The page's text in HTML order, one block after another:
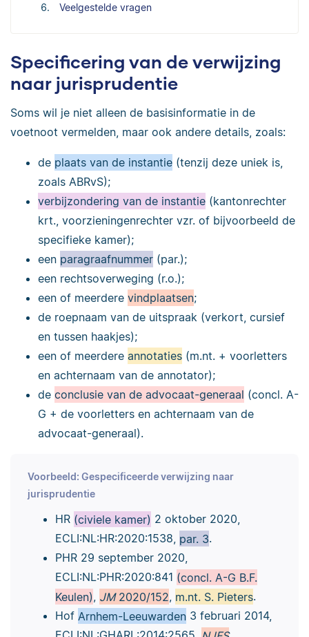
Veelgestelde vragen
Specificering van de verwijzing
naar jurisprudentie
Soms wil je niet alleen de basisinformatie in de
voetnoot vermelden, maar ook andere details, zoals:
de plaats van de instantie (tenzij deze uniek is,
zoals ABRvS);
verbijzondering van de instantie (kantonrechter
krt., voorzieningenrechter vzr. of bijvoorbeeld de
specifieke kamer);
een paragraafnummer (par.);
een rechtsoverweging (r.o.);
een of meerdere vindplaatsen;
de roepnaam van de uitspraak (verkort, cursief
en tussen haakjes);
een of meerdere annotaties (m.nt. + voorletters
en achternaam van de annotator);
de conclusie van de advocaat-generaal (concl. A-
G + de voorletters en achternaam van de
advocaat-generaal).
Voorbeeld: Gespecificeerde verwijzing naar
jurisprudentie
HR (civiele kamer) 2 oktober 2020,
ECLI:NL:HR:2020:1538, par. 3.
PHR 29 september 2020,
ECLI:NL:PHR:2020:841 (concl. A-G B.F.
Keulen), JM2020/152, m.nt. S. Pieters.
Hof Arnhem-Leeuwarden3 februari 2014,